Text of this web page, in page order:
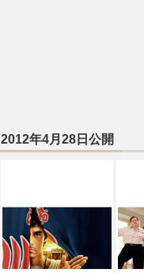
2012年4月28日公開